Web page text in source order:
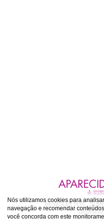
NEWSLETTER
Nós utilizamos cookies para
navegação e recomendar
você concorda com este